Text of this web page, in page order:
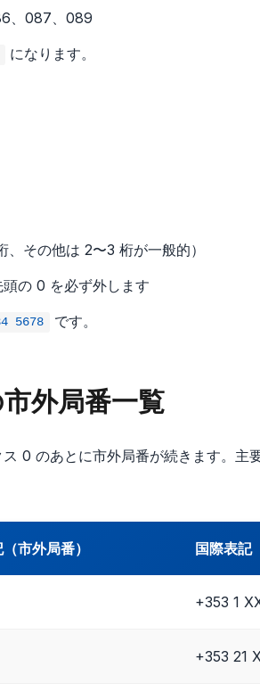
、087、089
になります。
その他は 2〜3 桁が一般的）
の 0 を必ず外します
5678 です。
外局番一覧
0 のあとに市外局番が続きます。主
市外局番） 国際表記
+353 1
+353 21